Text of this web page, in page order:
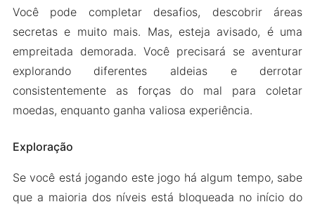
Você pode completar desafios, descobrir áreas
secretas e muito mais. Mas, esteja avisado, é uma
empreitada demorada. Você precisará se aventurar
explorando diferentes aldeias e derrotar
consistentemente as forças do mal para coletar
moedas, enquanto ganha valiosa experiência.
Exploração
Se você está jogando este jogo há algum tempo, sabe
que a maioria dos níveis está bloqueada no início do